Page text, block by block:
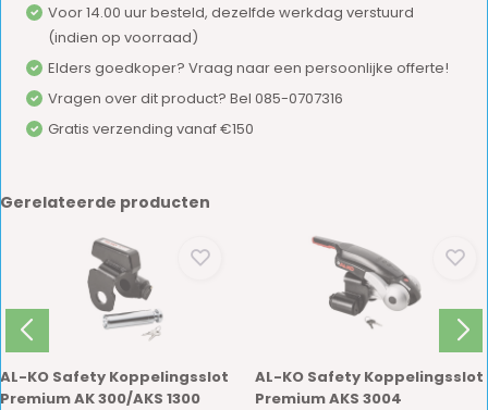
Voor 14.00 uur besteld, dezelfde werkdag verstuurd
(indien op voorraad)
Elders goedkoper? Vraag naar een persoonlijke offerte!
Vragen over dit product? Bel 085-0707316
Gratis verzending vanaf €150
Gerelateerde producten
AL-KO Safety Koppelingsslot
Premium AK 300/AKS 1300
AL-KO Safety Koppelingsslot
Premium AKS 3004